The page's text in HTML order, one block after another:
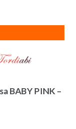
BABY PINK –